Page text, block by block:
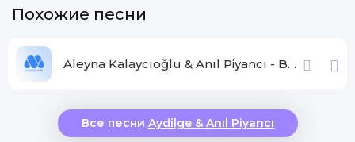
Похожие песни
Aleyna Kalaycıoğlu & Anıl Piyancı - BANA CEVAP VER
Все песни Aydilge & Anıl Piyancı